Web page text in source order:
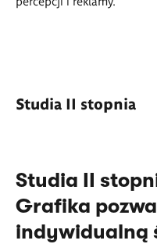
Studia II stopnia
Studia II
Grafika
indywidualną